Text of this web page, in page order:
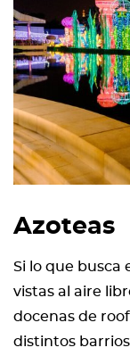
Azoteas
Si lo que busca
vistas al aire
docenas de
distintos